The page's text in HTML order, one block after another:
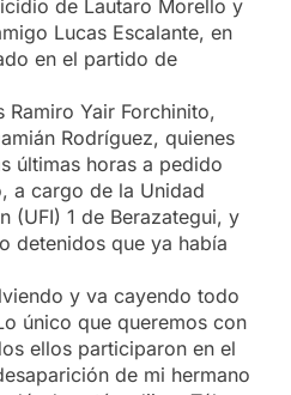
de Lautaro Morello y
Lucas Escalante, en
en el partido de
Yair Forchinito,
Rodríguez, quienes
últimas horas a pedido
a cargo de la Unidad
(UFI) 1 de Berazategui, y
detenidos que ya había
y va cayendo todo
único que queremos con
ellos participaron en el
de mi hermano